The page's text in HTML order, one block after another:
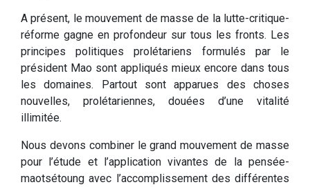
A présent, le mouvement de masse de la lutte-critique-
réforme gagne en profondeur sur tous les fronts. Les
principes politiques prolétariens formulés par le
président Mao sont appliqués mieux encore dans tous
les domaines. Partout sont apparues des choses
nouvelles, prolétariennes, douées d’une vitalité
illimitée.
Nous devons combiner le grand mouvement de masse
pour l’étude et l’application vivantes de la pensée-
maotsétoung avec l’accomplissement des différentes